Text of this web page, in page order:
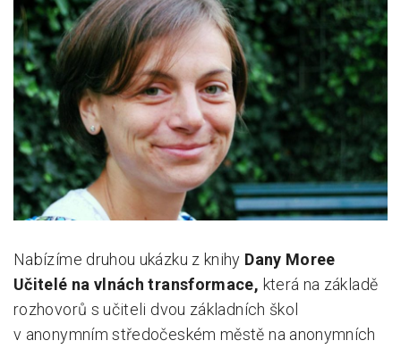
Pro média
Tiskové zprávy
Pro média
Pro zřizovatele
Konference Lepší škola
Kápézetka - průvodce pro zřizovatele
Klub zřizovatelů
O nás
Partneři a dárci
Nabízíme druhou ukázku z knihy Dany Moree
Učitelé na vlnách transformace, která na základě
rozhovorů s učiteli dvou základních škol
v anonymním středočeském městě na anonymních